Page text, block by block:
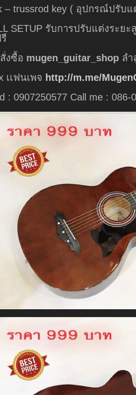
– trussrod key ( อุปกรณ์ปรับ
SETUP รับการปรับแต่งระย
งซื้อ mugen_guitar_shopลำ
เเฟนเพจ http://m.me/
: 0907250577 Call me : ‪086-